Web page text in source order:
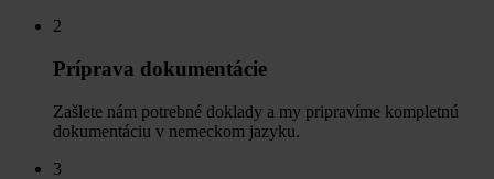
2
Príprava dokumentácie
Zašlete nám potrebné doklady a my pripravíme kompletnú
dokumentáciu v nemeckom jazyku.
3